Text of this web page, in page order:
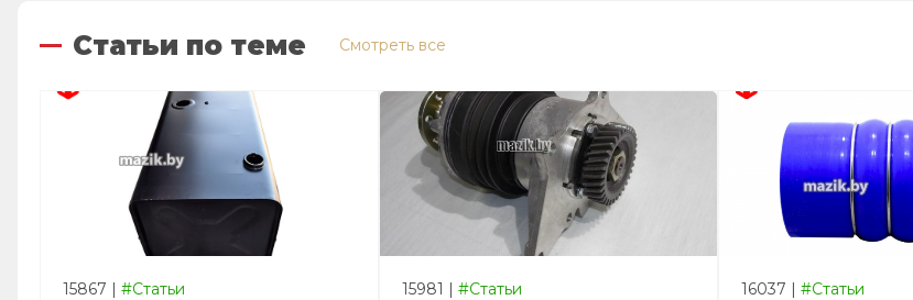
Статьи по теме Смотреть все
15867 | #Статьи 15981 | #Статьи 16037 | #Статьи